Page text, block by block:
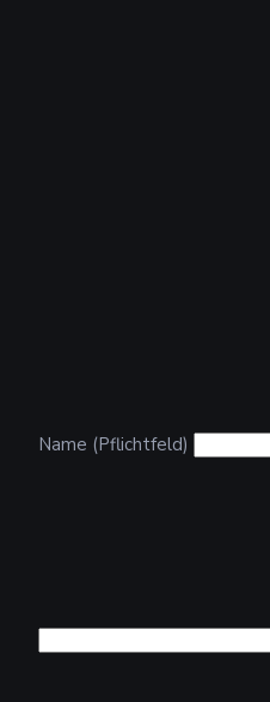
Name (Pflichtfeld)